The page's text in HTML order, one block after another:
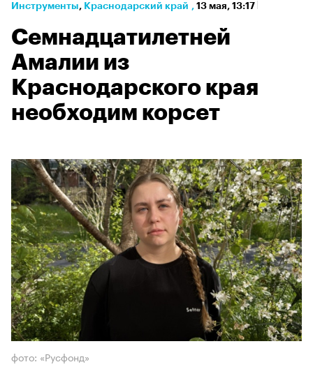
Инструменты⁠, Краснодарский край , 13 мая, 13:17
Семнадцатилетней
Амалии из
Краснодарского края
необходим корсет
фото: «Русфонд»